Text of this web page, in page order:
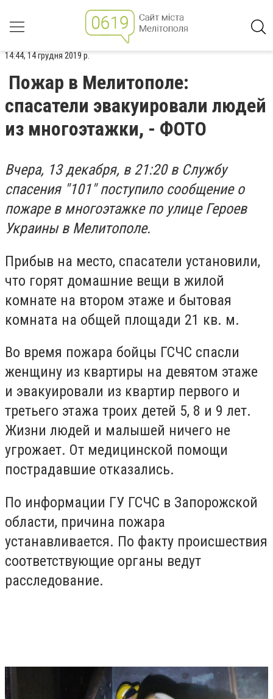
14:44, 14 грудня 2019 р.
Пожар в Мелитополе:
спасатели эвакуировали людей
из многоэтажки, - ФОТО
Вчера, 13 декабря, в 21:20 в Службу
спасения "101" поступило сообщение о
пожаре в многоэтажке по улице Героев
Украины в Мелитополе.
Прибыв на место, спасатели установили,
что горят домашние вещи в жилой
комнате на втором этаже и бытовая
комната на общей площади 21 кв. м.
Во время пожара бойцы ГСЧС спасли
женщину из квартиры на девятом этаже
и эвакуировали из квартир первого и
третьего этажа троих детей 5, 8 и 9 лет.
Жизни людей и малышей ничего не
угрожает. От медицинской помощи
пострадавшие отказались.
По информации ГУ ГСЧС в Запорожской
области, причина пожара
устанавливается. По факту происшествия
соответствующие органы ведут
расследование.